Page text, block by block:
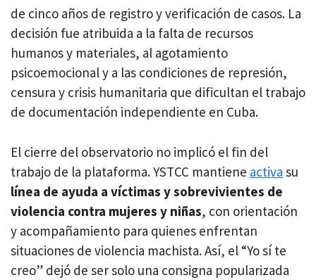
de cinco años de registro y verificación de casos. La
decisión fue atribuida a la falta de recursos
humanos y materiales, al agotamiento
psicoemocional y a las condiciones de represión,
censura y crisis humanitaria que dificultan el trabajo
de documentación independiente en Cuba.
El cierre del observatorio no implicó el fin del
trabajo de la plataforma. YSTCC mantiene activa su
línea de ayuda a víctimas y sobrevivientes de
violencia contra mujeres y niñas, con orientación
y acompañamiento para quienes enfrentan
situaciones de violencia machista. Así, el “Yo sí te
creo” dejó de ser solo una consigna popularizada